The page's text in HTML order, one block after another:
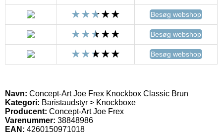
Besøg webshop
Besøg webshop
Besøg webshop
Navn: Concept-Art Joe Frex Knockbox Classic Brun
Kategori: Baristaudstyr > Knockboxe
Producent: Concept-Art Joe Frex
Varenummer: 38848986
EAN: 4260150971018